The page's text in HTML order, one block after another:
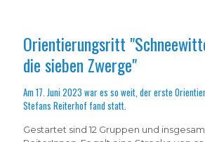
Orientierungsritt
die sieben Zwerge"
Am 17. Juni 2023 war es so weit, der erste
Stefans Reiterhof fand statt.
Gestartet sind 12 Gruppen und